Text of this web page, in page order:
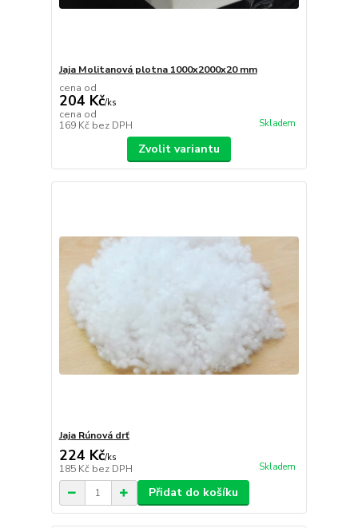
Jaja Molitanová plotna 1000x2000x20 mm
cena od
204 Kč/ks
cena od
169 Kč bez DPH Skladem
Zvolit variantu
Jaja Rúnová drť
224 Kč/ks
185 Kč bez DPH Skladem
Přidat do košíku